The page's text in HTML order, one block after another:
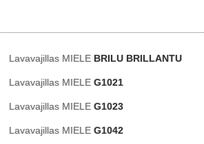
Lavavajillas MIELE BRILU BRILLANTU
Lavavajillas MIELE G1021
Lavavajillas MIELE G1023
Lavavajillas MIELE G1042